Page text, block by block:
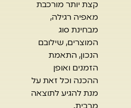
קצת יותר מורכבת
מאפיה רגילה,
מבחינת סוג
המוצרים, שילובם
הנכון, התאמת
הזמנים ואופן
ההכנה וכל זאת על
מנת להגיע לתוצאה